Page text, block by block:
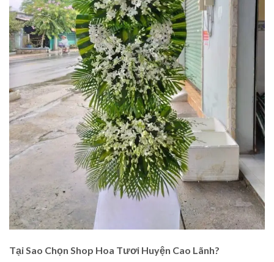
Tại Sao Chọn Shop Hoa Tươi Huyện Cao Lãnh?